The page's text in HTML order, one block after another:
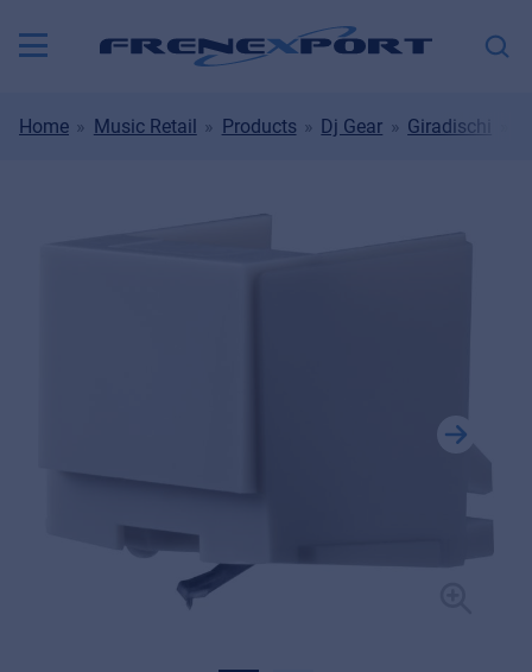
Home Music Retail Products Dj Gear Giradischi